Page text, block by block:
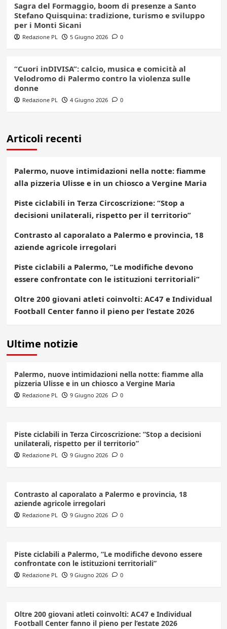
Sagra del Formaggio, boom di presenze a Santo
Stefano Quisquina: tradizione, turismo e sviluppo
per i Monti Sicani
Redazione PL 5 Giugno 2026 0
“Cuori inDIVISA”: calcio, musica e comicità al
Velodromo di Palermo contro la violenza sulle
donne
Redazione PL 4 Giugno 2026 0
Articoli recenti
Palermo, nuove intimidazioni nella notte: fiamme
alla pizzeria Ulisse e in un chiosco a Vergine Maria
Piste ciclabili in Terza Circoscrizione: “Stop a
decisioni unilaterali, rispetto per il territorio”
Contrasto al caporalato a Palermo e provincia, 18
aziende agricole irregolari
Piste ciclabili a Palermo, “Le modifiche devono
essere confrontate con le istituzioni territoriali”
Oltre 200 giovani atleti coinvolti: AC47 e Individual
Football Center fanno il pieno per l’estate 2026
Ultime notizie
Palermo, nuove intimidazioni nella notte: fiamme alla
pizzeria Ulisse e in un chiosco a Vergine Maria
Redazione PL 9 Giugno 2026 0
Piste ciclabili in Terza Circoscrizione: “Stop a decisioni
unilaterali, rispetto per il territorio”
Redazione PL 9 Giugno 2026 0
Contrasto al caporalato a Palermo e provincia, 18
aziende agricole irregolari
Redazione PL 9 Giugno 2026 0
Piste ciclabili a Palermo, “Le modifiche devono essere
confrontate con le istituzioni territoriali”
Redazione PL 9 Giugno 2026 0
Oltre 200 giovani atleti coinvolti: AC47 e Individual
Football Center fanno il pieno per l’estate 2026